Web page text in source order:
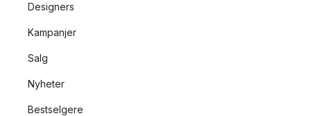
Designers
Kampanjer
Salg
Nyheter
Bestselgere